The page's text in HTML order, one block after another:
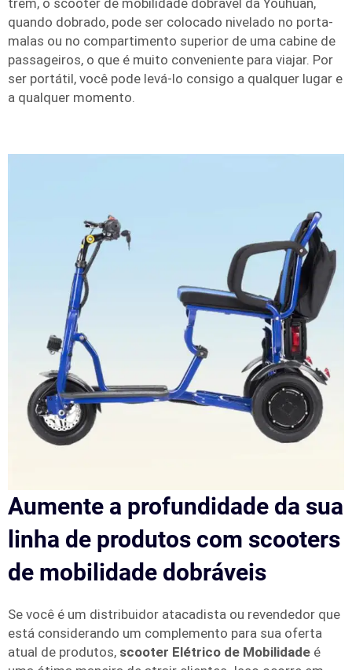
trem, o scooter de mobilidade dobrável da Youhuan,
quando dobrado, pode ser colocado nivelado no porta-
malas ou no compartimento superior de uma cabine de
passageiros, o que é muito conveniente para viajar. Por
ser portátil, você pode levá-lo consigo a qualquer lugar e
a qualquer momento.
Aumente a profundidade da sua
linha de produtos com scooters
de mobilidade dobráveis
Se você é um distribuidor atacadista ou revendedor que
está considerando um complemento para sua oferta
atual de produtos, scooter Elétrico de Mobilidade é